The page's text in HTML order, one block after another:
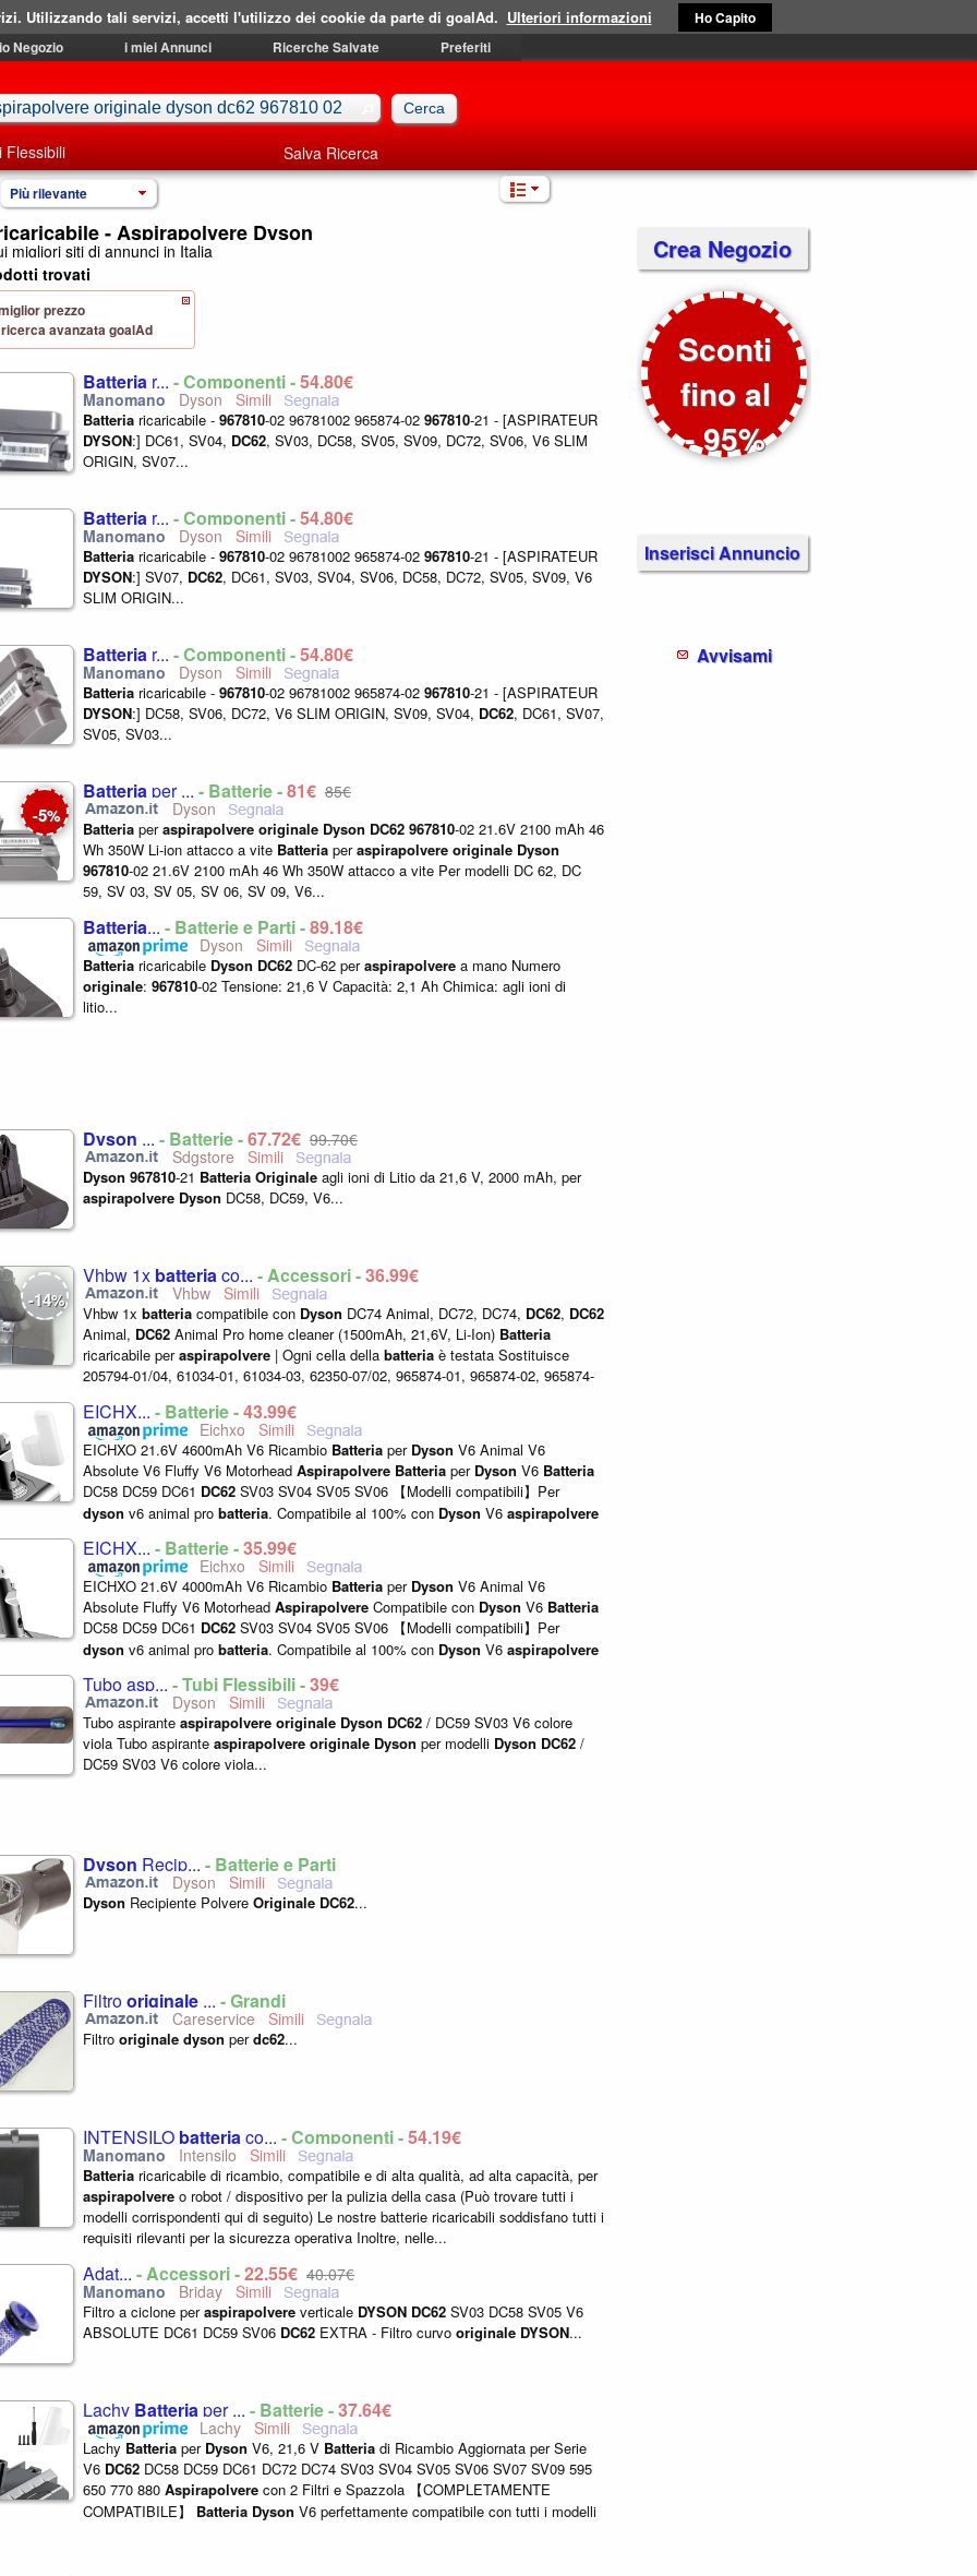
Negozio i miei Annunci Ricerche Salvate Preferiti
Flessibili Salva Ricerca
Più rilevante
- Aspirapolvere Dyson
migliori siti di annunci in Italia
prezzo
avanzata goalAd
trovati
Batteria r... - Componenti -54,80€
Dyson
Batteria ricaricabile - 967810-02 96781002 965874-02 967810-21 - [ASPIRATEUR
DYSON:] DC61, SV04, DC62, SV03, DC58, SV05, SV09, DC72, SV06, V6 SLIM
ORIGIN, SV07...
Batteria r... - Componenti -54,80€
Dyson
Batteria ricaricabile - 967810-02 96781002 965874-02 967810-21 - [ASPIRATEUR
DYSON:] SV07, DC62, DC61, SV03, SV04, SV06, DC58, DC72, SV05, SV09, V6
SLIM ORIGIN...
Batteria r... - Componenti -54,80€
Dyson
Batteria ricaricabile - 967810-02 96781002 965874-02 967810-21 - [ASPIRATEUR
DYSON:] DC58, SV06, DC72, V6 SLIM ORIGIN, SV09, SV04, DC62, DC61, SV07,
SV05, SV03...
-5%
Batteriaper ... - Batterie -81€ 85€
Dyson
Batteria peraspirapolvere originale Dyson DC62 967810-02 21.6V 2100 mAh 46
Wh 350W Li-ion attacco a vite Batteria peraspirapolvere originale Dyson
967810-02 21.6V 2100 mAh 46 Wh 350W attacco a vite Per modelli DC 62, DC
59, SV 03, SV 05, SV 06, SV 09, V6...
Batteria... - Batterie e Parti -89,18€
Dyson
Batteria ricaricabile Dyson DC62 DC-62 peraspirapolvere a mano Numero
originale: 967810-02 Tensione: 21,6 V Capacità: 2,1 Ah Chimica: agli ioni di
litio...
Dyson ... - Batterie -67,72€ 99,70€
Sdgstore
Dyson 967810-21 Batteria Originale agli ioni di Litio da 21,6 V, 2000 mAh, per
aspirapolvere Dyson DC58, DC59, V6...
-14%
Vhbw 1x batteriaco... - Accessori -36,99€
Vhbw
Vhbw 1x batteria compatibile con Dyson DC74 Animal, DC72, DC74, DC62, DC62
Animal, DC62 Animal Pro home cleaner (1500mAh, 21,6V, Li-Ion) Batteria
ricaricabile peraspirapolvere | Ogni cella della batteria è testata Sostituisce
205794-01/04, 61034-01, 61034-03, 62350-07/02, 965874-01, 965874-02, 965874-
EICHX... - Batterie -43,99€
Eichxo
EICHXO 21.6V 4600mAh V6 Ricambio Batteria per Dyson V6 Animal V6
Absolute V6 Fluffy V6 Motorhead Aspirapolvere Batteria per Dyson V6 Batteria
DC58 DC59 DC61 DC62 SV03 SV04 SV05 SV06 【Modelli compatibili】Per
dyson v6 animal pro batteria. Compatibile al 100% con Dyson V6 aspirapolvere
EICHX... - Batterie -35,99€
Eichxo
EICHXO 21.6V 4000mAh V6 Ricambio Batteria per Dyson V6 Animal V6
Absolute Fluffy V6 Motorhead Aspirapolvere Compatibile con Dyson V6 Batteria
DC58 DC59 DC61 DC62 SV03 SV04 SV05 SV06 【Modelli compatibili】Per
dyson v6 animal pro batteria. Compatibile al 100% con Dyson V6 aspirapolvere
Tubo asp... - Tubi Flessibili -39€
Dyson
Tubo aspirante aspirapolvere originale Dyson DC62 / DC59 SV03 V6 colore
viola Tubo aspirante aspirapolvere originale Dyson per modelli Dyson DC62 /
DC59 SV03 V6 colore viola...
Dyson Recip... - Batterie e Parti
Dyson
Dyson Recipiente Polvere Originale DC62...
Filtrooriginale ... - Grandi
Careservice
Filtro originale dyson perdc62...
INTENSILO batteriaco... - Componenti -54,19€
Intensilo
Batteria ricaricabile di ricambio, compatibile e di alta qualità, ad alta capacità, per
aspirapolvere o robot / dispositivo per la pulizia della casa (Può trovare tutti i
modelli corrispondenti qui di seguito) Le nostre batterie ricaricabili soddisfano tutti i
requisiti rilevanti per la sicurezza operativa Inoltre, nelle...
Adat... - Accessori -22,55€ 40,07€
Briday
Filtro a ciclone peraspirapolvere verticale DYSON DC62 SV03 DC58 SV05 V6
ABSOLUTE DC61 DC59 SV06 DC62 EXTRA - Filtro curvo originale DYSON...
Lachy Batteriaper ... - Batterie -37,64€
Lachy
Lachy Batteria per Dyson V6, 21,6 V Batteria di Ricambio Aggiornata per Serie
V6 DC62 DC58 DC59 DC61 DC72 DC74 SV03 SV04 SV05 SV06 SV07 SV09 595
650 770 880 Aspirapolvere con 2 Filtri e Spazzola 【COMPLETAMENTE
COMPATIBILE】 Batteria Dyson V6 perfettamente compatibile con tutti i modelli
Crea Negozio
Sconti
fino al
- 95%
Inserisci Annuncio
Avvisami
Utilizzando tali servizi, accetti l'utilizzo dei cookie da parte di goalAd. Ulteriori informazioni Ho Capito